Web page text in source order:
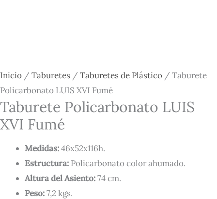
Inicio / Taburetes / Taburetes de Plástico / Taburete
Policarbonato LUIS XVI Fumé
Taburete Policarbonato LUIS
XVI Fumé
Medidas:46x52x116h.
Estructura: Policarbonato color ahumado.
Altura del Asiento:74 cm.
Peso:7,2 kgs.